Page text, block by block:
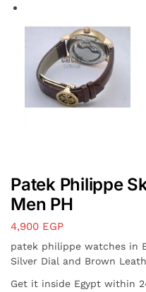
Patek Philippe
Men PH
4,900 EGP
patek philippe watches in
Silver Dial and Brown
Get it inside Egypt within